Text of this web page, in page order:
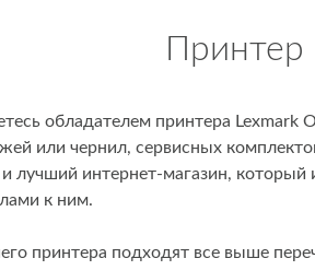
Принтер
обладателем принтера
или чернил, сервисных
лучший интернет-магазин,
к ним.
принтера подходят все выше